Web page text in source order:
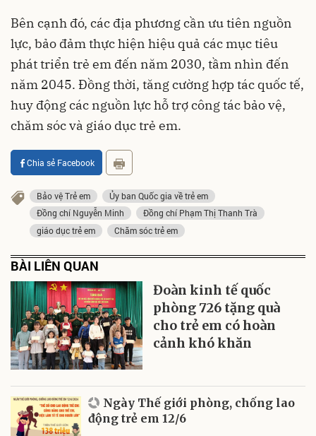
Bên cạnh đó, các địa phương cần ưu tiên nguồn
lực, bảo đảm thực hiện hiệu quả các mục tiêu
phát triển trẻ em đến năm 2030, tầm nhìn đến
năm 2045. Đồng thời, tăng cường hợp tác quốc tế,
huy động các nguồn lực hỗ trợ công tác bảo vệ,
chăm sóc và giáo dục trẻ em.
Chia sẻ Facebook
Bảo vệ Trẻ em
Ủy ban Quốc gia về trẻ em
Đồng chí Nguyễn Minh
Đồng chí Phạm Thị Thanh Trà
giáo dục trẻ em
Chăm sóc trẻ em
BÀI LIÊN QUAN
Đoàn kinh tế quốc
phòng 726 tặng quà
cho trẻ em có hoàn
cảnh khó khăn
Ngày Thế giới phòng, chống lao
động trẻ em 12/6